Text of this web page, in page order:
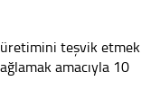
üretimini teşvik etmek
amacıyla 10